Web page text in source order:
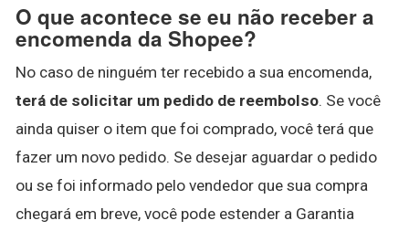
O que acontece se eu não receber a
encomenda da Shopee?
No caso de ninguém ter recebido a sua encomenda,
terá de solicitar um pedido de reembolso. Se você
ainda quiser o item que foi comprado, você terá que
fazer um novo pedido. Se desejar aguardar o pedido
ou se foi informado pelo vendedor que sua compra
chegará em breve, você pode estender a Garantia